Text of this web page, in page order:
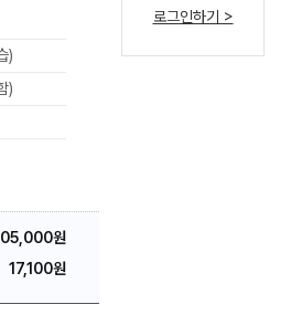
)
)
원
17,100원
로그인하기 >